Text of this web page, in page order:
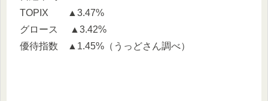
TOPIX ▲3.47%
グロース ▲3.42%
優待指数 ▲1.45%（うっどさん調べ）